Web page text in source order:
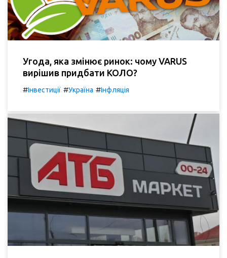
Угода, яка змінює ринок: чому VARUS
вирішив придбати КОЛО?
#Інвестиції #Україна #Інфляція